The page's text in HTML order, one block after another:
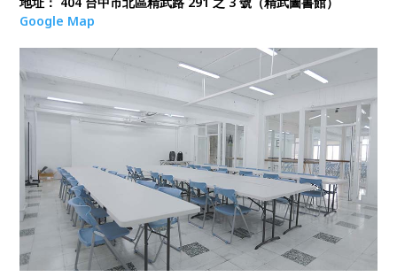
Google Map